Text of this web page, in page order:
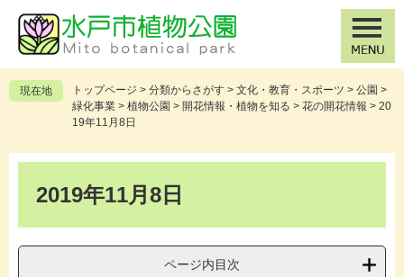
の
先
頭
ー
を
飛
現在地 トップページ > 分類からさがす > 文化・教育・スポーツ > 公園 >
緑化事業 > 植物公園 > 開花情報・植物を知る > 花の開花情報 > 20
19年11月8日
2019年11月8日
ページ内目次